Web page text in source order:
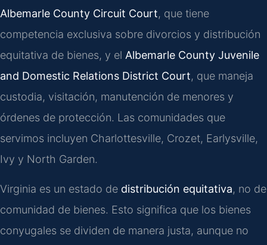
Albemarle County Circuit Court, que tiene
competencia exclusiva sobre divorcios y distribución
equitativa de bienes, y el Albemarle County Juvenile
and Domestic Relations District Court, que maneja
custodia, visitación, manutención de menores y
órdenes de protección. Las comunidades que
servimos incluyen Charlottesville, Crozet, Earlysville,
Ivy y North Garden.
Virginia es un estado de distribución equitativa, no de
comunidad de bienes. Esto significa que los bienes
conyugales se dividen de manera justa, aunque no